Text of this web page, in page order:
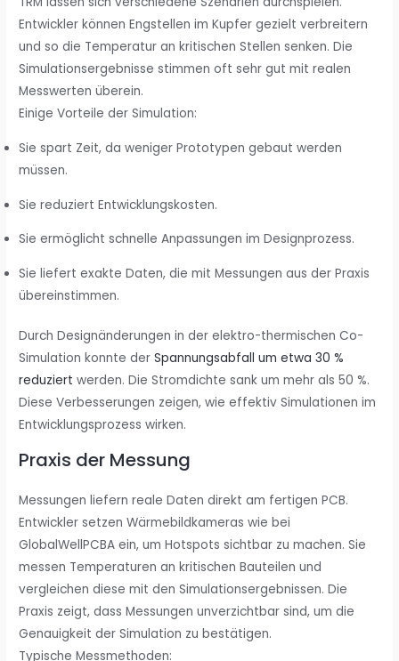
Entwickler können Engstellen im Kupfer gezielt verbreitern
und so die Temperatur an kritischen Stellen senken. Die
Simulationsergebnisse stimmen oft sehr gut mit realen
Messwerten überein.
Einige Vorteile der Simulation:
Sie spart Zeit, da weniger Prototypen gebaut werden
müssen.
Sie reduziert Entwicklungskosten.
Sie ermöglicht schnelle Anpassungen im Designprozess.
Sie liefert exakte Daten, die mit Messungen aus der Praxis
übereinstimmen.
Durch Designänderungen in der elektro-thermischen Co-
Simulation konnte derSpannungsabfall um etwa 30 %
reduziert werden. Die Stromdichte sank um mehr als 50 %.
Diese Verbesserungen zeigen, wie effektiv Simulationen im
Entwicklungsprozess wirken.
Praxis der Messung
Messungen liefern reale Daten direkt am fertigen PCB.
Entwickler setzen Wärmebildkameras wie bei
GlobalWellPCBA ein, um Hotspots sichtbar zu machen. Sie
messen Temperaturen an kritischen Bauteilen und
vergleichen diese mit den Simulationsergebnissen. Die
Praxis zeigt, dass Messungen unverzichtbar sind, um die
Genauigkeit der Simulation zu bestätigen.
Typische Messmethoden: